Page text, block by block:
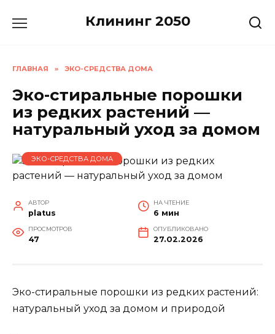
Клининг 2050
ГЛАВНАЯ » ЭКО-СРЕДСТВА ДОМА
Эко-стиральные порошки
из редких растений —
натуральный уход за домом
ЭКО-СРЕДСТВА ДОМА
АВТОР
platus
НА ЧТЕНИЕ
6 мин
ПРОСМОТРОВ
47
ОПУБЛИКОВАНО
27.02.2026
Эко-стиральные порошки из редких растений:
натуральный уход за домом и природой